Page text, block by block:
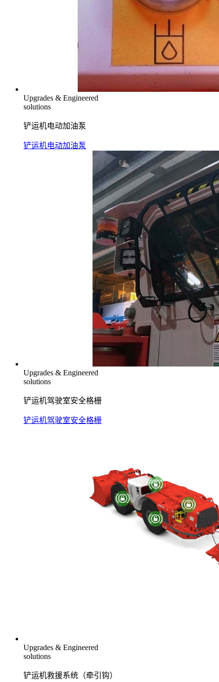
Upgrades & Engineered
solutions
铲运机电动加油泵
铲运机电动加油泵
Upgrades & Engineered
solutions
铲运机驾驶室安全格栅
铲运机驾驶室安全格栅
Upgrades & Engineered
solutions
铲运机救援系统（牵引钩）